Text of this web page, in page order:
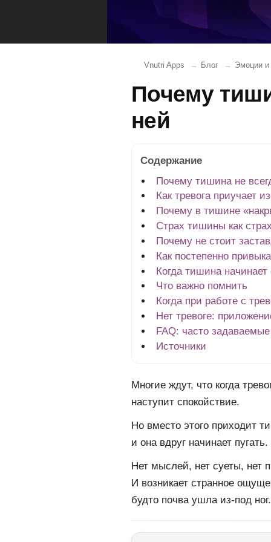
Vnutri Apps Блог Эмоции и
Почему
ней
Содержание
Почему тишина не
Как тревога приучает
Почему в тишине
Страх тишины как
Почему не стоит
Как постепенно
Когда тишина начинает
Что важно помнить
Когда при работе с
Нет тревоге:
FAQ: часто
Источники
Многие ждут, что когда
наступит спокойствие.
Но вместо этого приходит
и она вдруг начинает пугать.
Нет мыслей, нет суеты, нет
И возникает странное
будто почва ушла из-под ног.